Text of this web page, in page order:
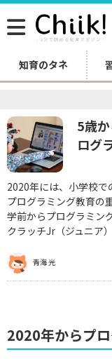
知育のタネ
5歳
ログ
2020年には、小学校
プログラミング教育の
学前からプログラミン
クラッチJr（ジュニア
青海 光
2020年からプ